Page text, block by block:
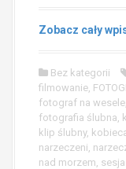
Zobacz cały
Bez kategorii
filmowanie
fotograf na wesele
fotografia ślubna
klip ślubny,
narzeczeni
nad morzem